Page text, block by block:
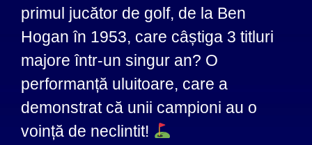
primul jucător de golf, de la Ben
Hogan în 1953, care câștiga 3 titluri
majore într-un singur an? O
performanță uluitoare, care a
demonstrat că unii campioni au o
voință de neclintit!